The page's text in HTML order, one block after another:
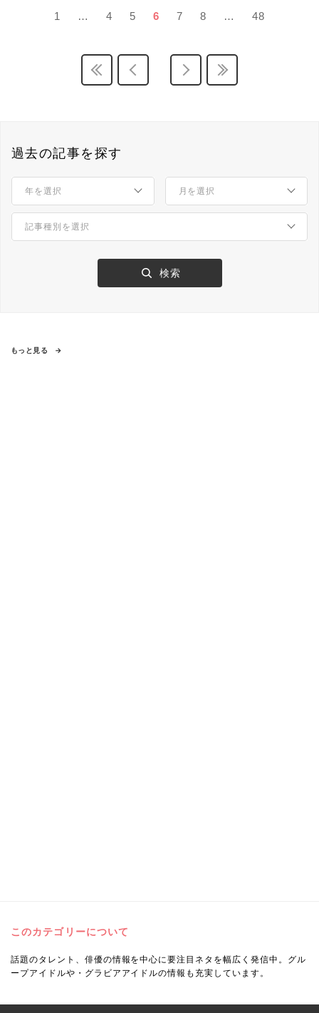
1 … 4 5 6 7 8 … 48
過去の記事を探す
もっと見る
このカテゴリーについて
話題のタレント、俳優の情報を中心に要注目ネタを幅広く発信中。グル
ープアイドルや・グラビアアイドルの情報も充実しています。